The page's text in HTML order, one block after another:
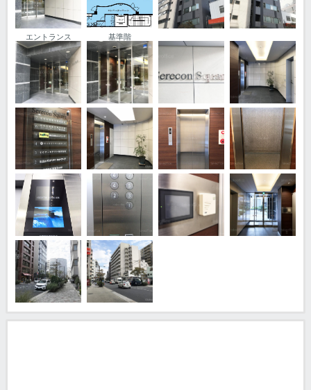
エントランス 基準階